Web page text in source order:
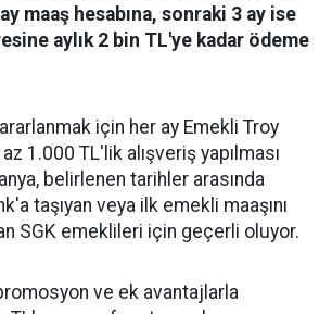
maaş hesabına, sonraki 3 ay ise
aylık 2 bin TL'ye kadar ödeme
için her ay Emekli Troy
1.000 TL'lik alışveriş yapılması
belirlenen tarihler arasında
taşıyan veya ilk emekli maaşını
SGK emeklileri için geçerli oluyor.
ve ek avantajlarla